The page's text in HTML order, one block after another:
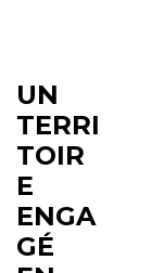
UN
TERRI
TOIR
E
ENGA
GÉ